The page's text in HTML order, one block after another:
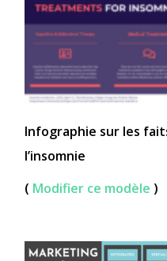
Infographie sur les
l’insomnie
( Modifier ce modèle )